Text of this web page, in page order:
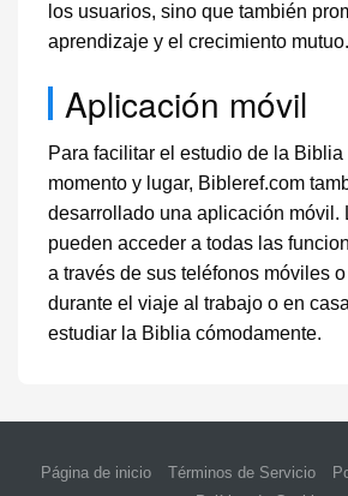
los usuarios, sino que también
aprendizaje y el crecimiento mutuo.
Aplicación móvil
Para facilitar el estudio de la
momento y lugar, Bibleref.com
desarrollado una aplicación móvil.
pueden acceder a todas las
a través de sus teléfonos móviles
durante el viaje al trabajo o en
estudiar la Biblia cómodamente.
Página de inicio Términos de Servicio